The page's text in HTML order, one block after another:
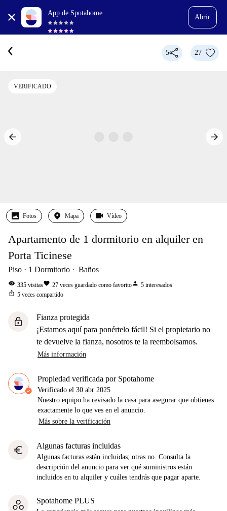
App de Spotahome
Abrir
5 27
VERIFICADO
Fotos Mapa Vídeo
Apartamento de 1 dormitorio en alquiler en
Porta Ticinese
Piso 1 Dormitorio Baños
visibility 335 visitasfavorite 27 veces guardado como favoritoperson 5 interesados
ios_share 5 veces compartido
lock
Fianza protegida
¡Estamos aquí para ponértelo fácil! Si el propietario no
te devuelve la fianza, nosotros te la reembolsamos.
Más información
Propiedad verificada por Spotahome
Verificado el 30 abr 2025
Nuestro equipo ha revisado la casa para asegurar que obtienes
exactamente lo que ves en el anuncio.
Más sobre la verificación
euro Algunas facturas incluidas
Algunas facturas están incluidas; otras no. Consulta la
descripción del anuncio para ver qué suministros están
incluidos en tu alquiler y cuáles tendrás que pagar aparte.
Spotahome PLUS